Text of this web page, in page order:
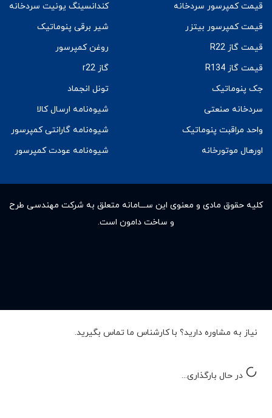
قیمت کمپرسور سردخانه
قیمت کمپرسور بیتزر
قیمت گاز R22
قیمت گاز R134
جک پنوماتیک
سردخانه صنعتی
واحد مراقبت پنوماتیک
اورهال موتورخانه
کندانسینگ یونیت سردخانه
شیر برقی پنوماتیک
روغن کمپرسور
گاز r22
تونل انجماد
شیوه‌نامه ارسال کالا
شیوه‌نامه گارانتی کمپرسور
شیوه‌نامه عودت کمپرسور
کلیه حقوق مادى و معنوى این ســـامانه متعلق به شرکت مهندسی طرح
و ساخت دامون است.
نیاز به مشاوره دارید؟ با کارشناس ما تماس بگیرید.
در حال بارگذاری...